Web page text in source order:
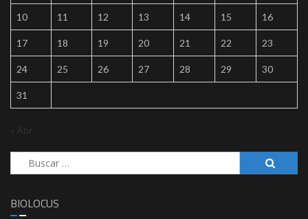
10 11 12 13 14 15 16
17 18 19 20 21 22 23
24 25 26 27 28 29 30
31
« Abr
Buscar:
BIOLOCUS